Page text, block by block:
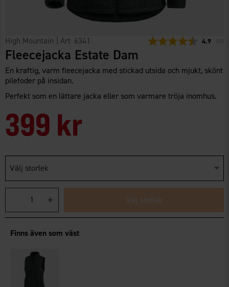
High Mountain | Art 6341 4.9
Fleecejacka Estate Dam
En kraftig, varm fleecejacka med stickad utsida och mjukt, skönt
pilefoder på insidan.
Perfekt som en lättare jacka eller som varmare tröja inomhus.
399 kr
Välj storlek
Välj storlek
Finns även som väst